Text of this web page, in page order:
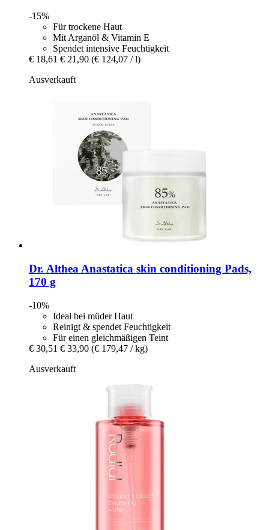
-15%
Für trockene Haut
Mit Arganöl & Vitamin E
Spendet intensive Feuchtigkeit
€ 18,61 € 21,90 (€ 124,07 / l)
Ausverkauft
Dr. Althea Anastatica skin conditioning Pads,
170 g
-10%
Ideal bei müder Haut
Reinigt & spendet Feuchtigkeit
Für einen gleichmäßigen Teint
€ 30,51 € 33,90 (€ 179,47 / kg)
Ausverkauft